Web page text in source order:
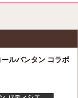
ールバンタン コラボ